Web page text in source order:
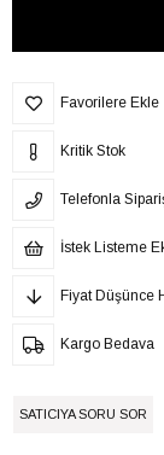
Favorilere Ekle
Kritik Stok
Telefonla
İstek Listeme
Fiyat Düşünce
Kargo Bedava
SATICIYA SORU SOR